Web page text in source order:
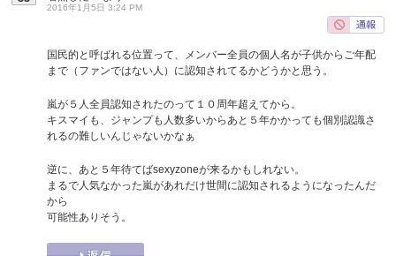
2016年1月5日 3:24 PM
国民的と呼ばれる位置って、メンバー全員の個人名が子供からご年配
まで（ファンではない人）に認知されてるかどうかと思う。
嵐が５人全員認知されたのって１０周年超えてから。
キスマイも、ジャンプも人数多いからあと５年かかっても個別認識さ
れるの難しいんじゃないかなぁ
逆に、あと５年待てばsexyzoneが来るかもしれない。
まるで人気なかった嵐があれだけ世間に認知されるようになったんだ
から
可能性ありそう。